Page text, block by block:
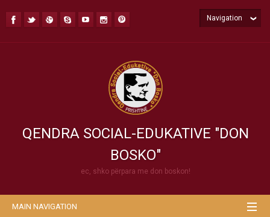
QENDRA SOCIAL-EDUKATIVE "DON
BOSKO"
ec, shko përpara me don boskon!
Navigation
MAIN NAVIGATION